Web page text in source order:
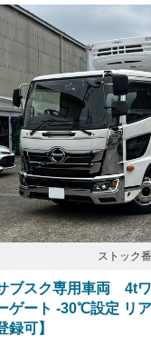
ストック
ブスク専用車両 4t
ゲート -30℃設定 リ
録可】